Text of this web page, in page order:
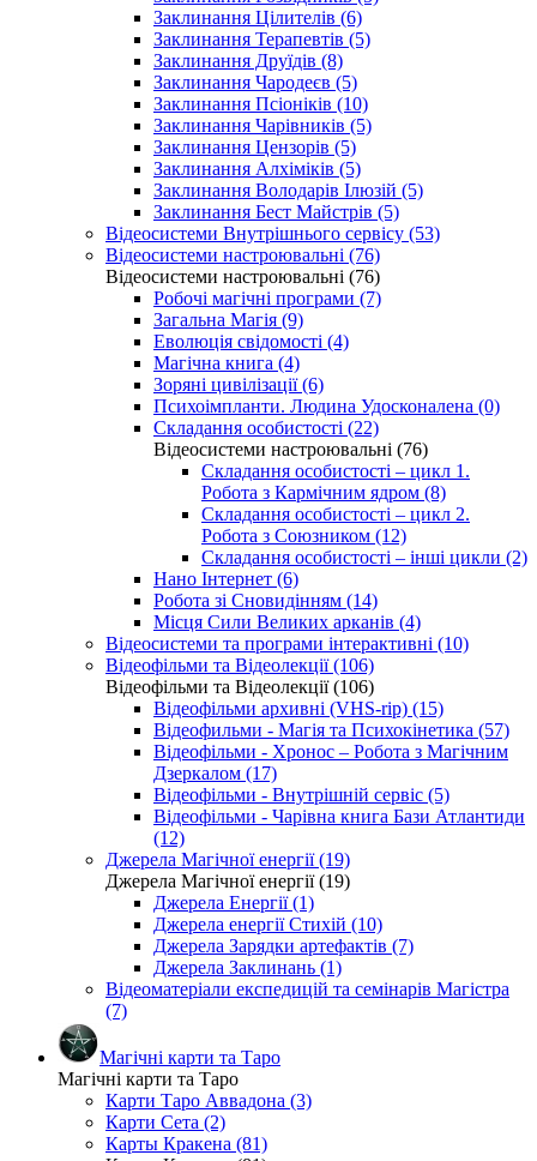
Заклинання Цілителів (6)
Заклинання Терапевтів (5)
Заклинання Друїдів (8)
Заклинання Чародеєв (5)
Заклинання Псіоніків (10)
Заклинання Чарівників (5)
Заклинання Цензорів (5)
Заклинання Алхіміків (5)
Заклинання Володарів Ілюзій (5)
Заклинання Бест Майстрів (5)
Відеосистеми Внутрішнього сервісу (53)
Відеосистеми настроювальні (76)
Відеосистеми настроювальні (76)
Робочі магічні програми (7)
Загальна Магія (9)
Еволюція свідомості (4)
Магічна книга (4)
Зоряні цивілізації (6)
Психоімпланти. Людина Удосконалена (0)
Складання особистості (22)
Відеосистеми настроювальні (76)
Складання особистості – цикл 1.
Робота з Кармічним ядром (8)
Складання особистості – цикл 2.
Робота з Союзником (12)
Складання особистості – інші цикли (2)
Нано Інтернет (6)
Робота зі Сновидінням (14)
Місця Сили Великих арканів (4)
Відеосистеми та програми інтерактивні (10)
Відеофільми та Відеолекції (106)
Відеофільми та Відеолекції (106)
Відеофільми архивні (VHS-rip) (15)
Відеофильми - Магія та Психокінетика (57)
Відеофільми - Хронос – Робота з Магічним
Дзеркалом (17)
Відеофільми - Внутрішній сервіс (5)
Відеофільми - Чарівна книга Бази Атлантиди
(12)
Джерела Магічної енергії (19)
Джерела Магічної енергії (19)
Джерела Енергії (1)
Джерела енергії Стихій (10)
Джерела Зарядки артефактів (7)
Джерела Заклинань (1)
Відеоматеріали експедицій та семінарів Магістра
(7)
Магічні карти та Таро
Магічні карти та Таро
Карти Таро Аввадона (3)
Карти Сета (2)
Карты Кракена (81)